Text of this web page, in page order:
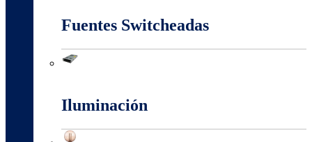
Fuentes Switcheadas
Iluminación